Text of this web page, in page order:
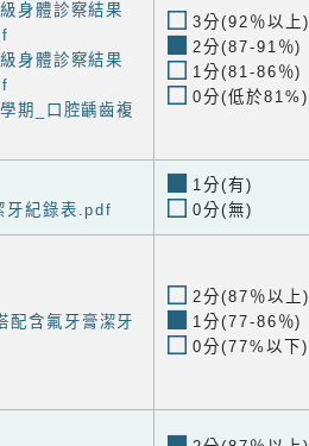
身體診察結果
身體診察結果
期_口腔齲齒複
3分(92％以上)
2分(87-91％)
1分(81-86％)
0分(低於81%)
紀錄表.pdf
1分(有)
0分(無)
含氟牙膏潔牙
2分(87％以上)
1分(77-86％)
0分(77%以下)